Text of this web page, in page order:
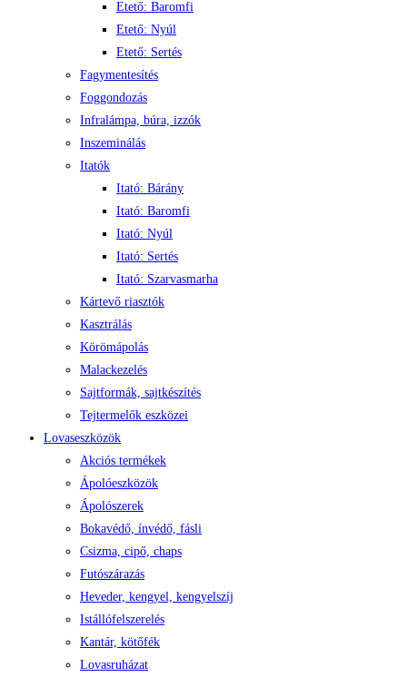
Etető: Baromfi
Etető: Nyúl
Etető: Sertés
Fagymentesítés
Foggondozás
Infralámpa, búra, izzók
Inszeminálás
Itatók
Itató: Bárány
Itató: Baromfi
Itató: Nyúl
Itató: Sertés
Itató: Szarvasmarha
Kártevő riasztók
Kasztrálás
Körömápolás
Malackezelés
Sajtformák, sajtkészítés
Tejtermelők eszközei
Lovaseszközök
Akciós termékek
Ápolóeszközök
Ápolószerek
Bokavédő, ínvédő, fásli
Csizma, cipő, chaps
Futószárazás
Heveder, kengyel, kengyelszíj
Istállófelszerelés
Kantár, kötőfék
Lovasruházat